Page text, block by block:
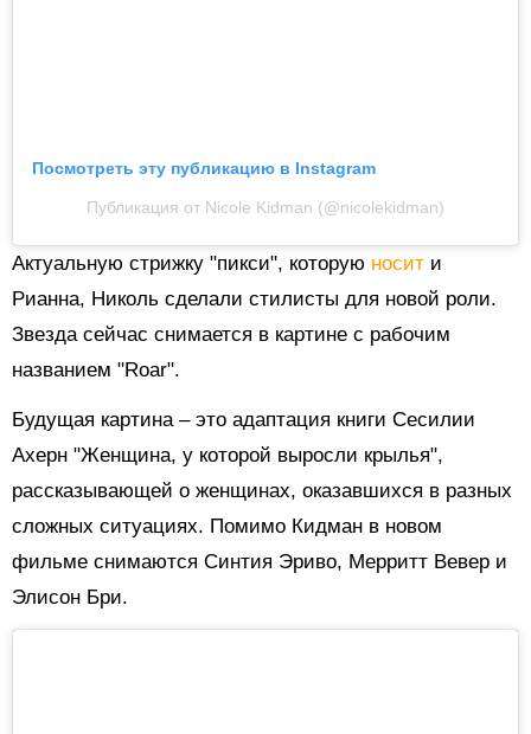
Посмотреть эту публикацию в Instagram
Публикация от Nicole Kidman (@nicolekidman)
Актуальную стрижку "пикси", которую носит и
Рианна, Николь сделали стилисты для новой роли.
Звезда сейчас снимается в картине с рабочим
названием "Roar".
Будущая картина – это адаптация книги Сесилии
Ахерн "Женщина, у которой выросли крылья",
рассказывающей о женщинах, оказавшихся в разных
сложных ситуациях. Помимо Кидман в новом
фильме снимаются Синтия Эриво, Мерритт Вевер и
Элисон Бри.